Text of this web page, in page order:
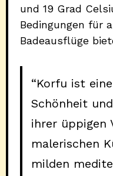
und 19 Grad
Bedingungen für
Badeausflüge
“Korfu ist
Schönheit
ihrer üppigen
malerischen
milden